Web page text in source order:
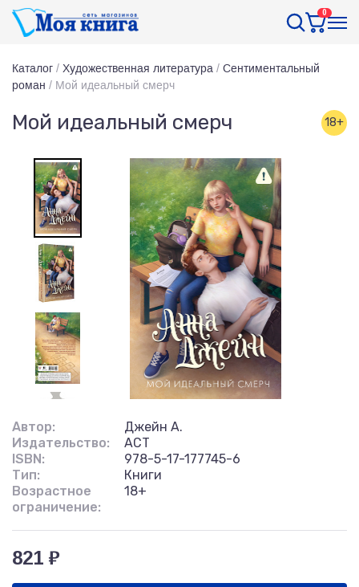
0
Каталог / Художественная литература / Сентиментальный
роман / Мой идеальный смерч
Мой идеальный смерч 18+
Автор:
Джейн А.
Издательство:
АСТ
ISBN:
978-5-17-177745-6
Тип:
Книги
Возрастное
ограничение:
18+
821 ₽